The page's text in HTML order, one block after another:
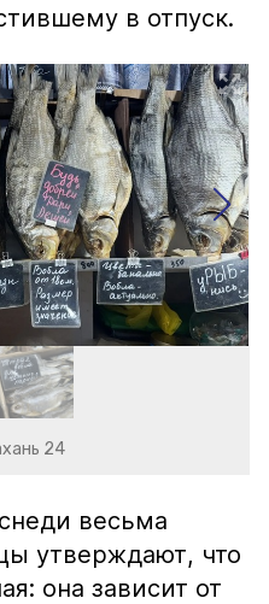
в отпуск.
24
весьма
утверждают, что
она зависит от